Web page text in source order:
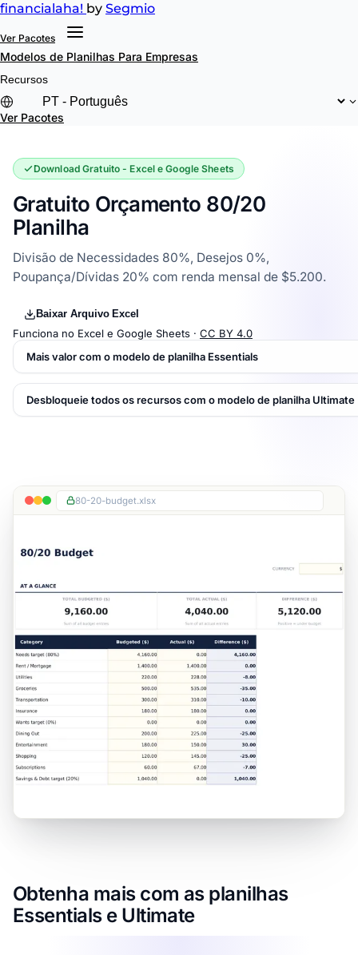
financialaha! by Segmio
Ver Pacotes
Modelos de Planilhas Para Empresas
Recursos
Ver Pacotes
Download Gratuito - Excel e Google Sheets
Gratuito Orçamento 80/20
Planilha
Divisão de Necessidades 80%, Desejos 0%,
Poupança/Dívidas 20% com renda mensal de $5.200.
Baixar Arquivo Excel
Funciona no Excel e Google Sheets · CC BY 4.0
Mais valor com o modelo de planilha Essentials
Desbloqueie todos os recursos com o modelo de planilha Ultimate
80-20-budget.xlsx
Obtenha mais com as planilhas
Essentials e Ultimate